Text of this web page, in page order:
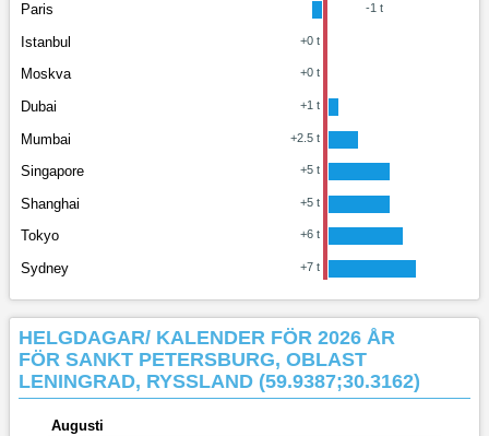
Paris -1 t
Istanbul +0 t
Moskva +0 t
Dubai +1 t
Mumbai +2.5 t
Singapore +5 t
Shanghai +5 t
Tokyo +6 t
Sydney +7 t
HELGDAGAR/ KALENDER FÖR 2026 ÅR
FÖR SANKT PETERSBURG, OBLAST
LENINGRAD, RYSSLAND (59.9387;30.3162)
Augusti